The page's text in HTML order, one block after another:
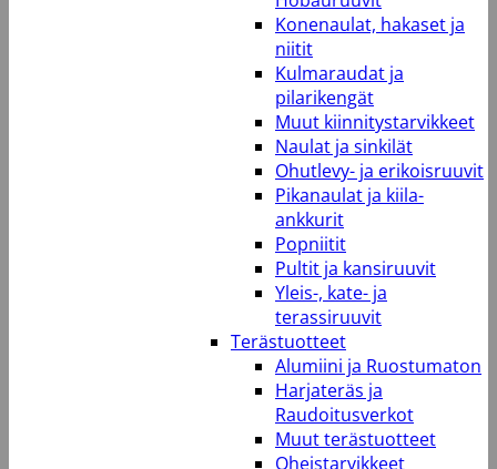
Konenaulat, hakaset ja
niitit
Kulmaraudat ja
pilarikengät
Muut kiinnitystarvikkeet
Naulat ja sinkilät
Ohutlevy- ja erikoisruuvit
Pikanaulat ja kiila-
ankkurit
Popniitit
Pultit ja kansiruuvit
Yleis-, kate- ja
terassiruuvit
Terästuotteet
Alumiini ja Ruostumaton
Harjateräs ja
Raudoitusverkot
Muut terästuotteet
Oheistarvikkeet